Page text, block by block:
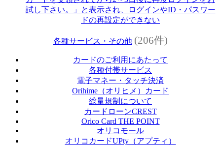
試し下さい。」と表示され、ログインやID・パスワー
ドの再設定ができない
各種サービス・その他 (206件)
カードのご利用にあたって
各種付帯サービス
電子マネー・タッチ決済
Orihime（オリヒメ）カード
総量規制について
カードローンCREST
Orico Card THE POINT
オリコモール
オリコカードUPty（アプティ）